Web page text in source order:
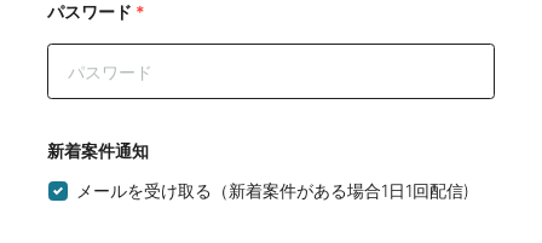
パスワード *
新着案件通知
メールを受け取る（新着案件がある場合1日1回配信)